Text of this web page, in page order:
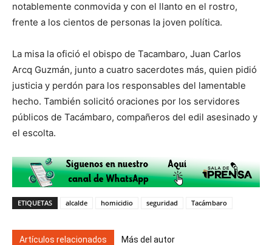
notablemente conmovida y con el llanto en el rostro,
frente a los cientos de personas la joven política.
La misa la ofició el obispo de Tacambaro, Juan Carlos
Arcq Guzmán, junto a cuatro sacerdotes más, quien pidió
justicia y perdón para los responsables del lamentable
hecho. También solicitó oraciones por los servidores
públicos de Tacámbaro, compañeros del edil asesinado y
el escolta.
ETIQUETAS alcalde homicidio seguridad Tacámbaro
Artículos relacionados Más del autor